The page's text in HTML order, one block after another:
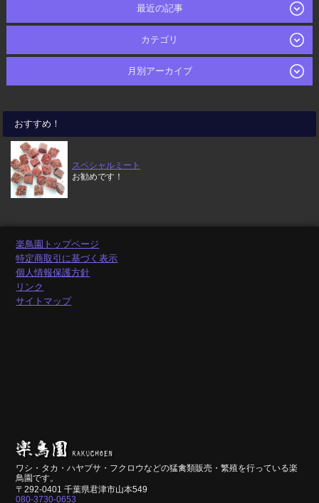
最近の記事
カテゴリ
月別アーカイブ
おすすめ！
スペシャルミート
お勧めです！
楽鳥園トップページ
特定商取引に基づく表示
個人情報保護方針
リンク
サイトマップ
ワシ・タカ・ハヤブサ・フクロウなどの猛禽類販売・繁殖を行っている楽
鳥園です。
〒292-0401 千葉県君津市山本549
080-3730-0653